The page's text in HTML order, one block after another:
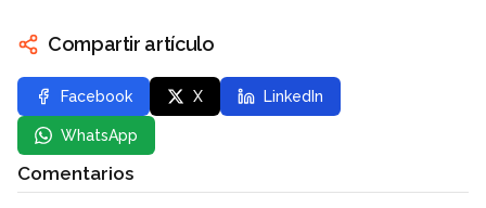
Compartir artículo
Facebook X LinkedIn
WhatsApp
Comentarios